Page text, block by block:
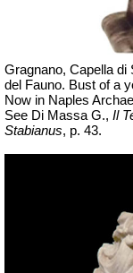
Gragnano, Capella di
del Fauno. Bust of a
Now in Naples
See Di Massa G., Il
Stabianus, p. 43.